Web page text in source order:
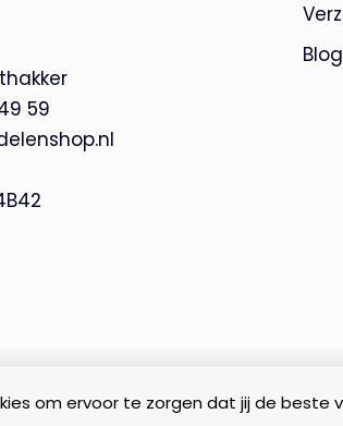
om ervoor te zorgen dat jij de beste
59
Blog
Garage |